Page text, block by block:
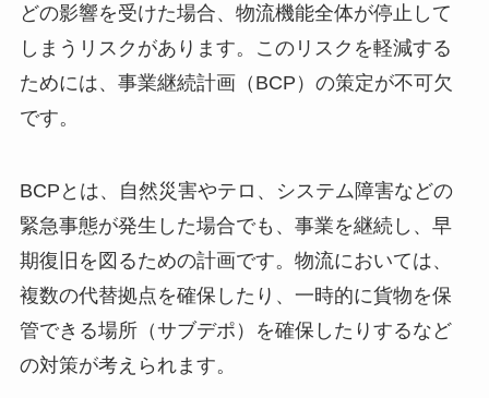
どの影響を受けた場合、物流機能全体が停止して
しまうリスクがあります。このリスクを軽減する
ためには、事業継続計画（BCP）の策定が不可欠
です。
BCPとは、自然災害やテロ、システム障害などの
緊急事態が発生した場合でも、事業を継続し、早
期復旧を図るための計画です。物流においては、
複数の代替拠点を確保したり、一時的に貨物を保
管できる場所（サブデポ）を確保したりするなど
の対策が考えられます。